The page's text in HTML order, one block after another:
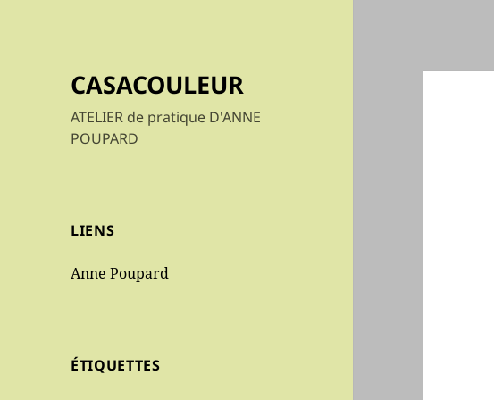
CASACOULEUR
ATELIER de pratique D'ANNE
POUPARD
LIENS
Anne Poupard
ÉTIQUETTES